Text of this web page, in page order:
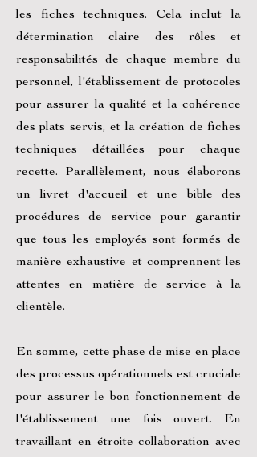
les fiches techniques. Cela inclut la
détermination claire des rôles et
responsabilités de chaque membre du
personnel, l'établissement de protocoles
pour assurer la qualité et la cohérence
des plats servis, et la création de fiches
techniques détaillées pour chaque
recette. Parallèlement, nous élaborons
un livret d'accueil et une bible des
procédures de service pour garantir
que tous les employés sont formés de
manière exhaustive et comprennent les
attentes en matière de service à la
clientèle.
En somme, cette phase de mise en place
des processus opérationnels est cruciale
pour assurer le bon fonctionnement de
l'établissement une fois ouvert. En
travaillant en étroite collaboration avec